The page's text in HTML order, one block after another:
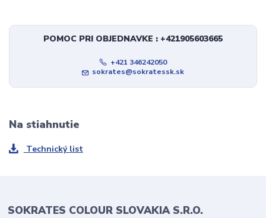
POMOC PRI OBJEDNAVKE : +421905603665
+421 346242050
sokrates@sokratessk.sk
Na stiahnutie
Technický list
SOKRATES COLOUR SLOVAKIA S.R.O.